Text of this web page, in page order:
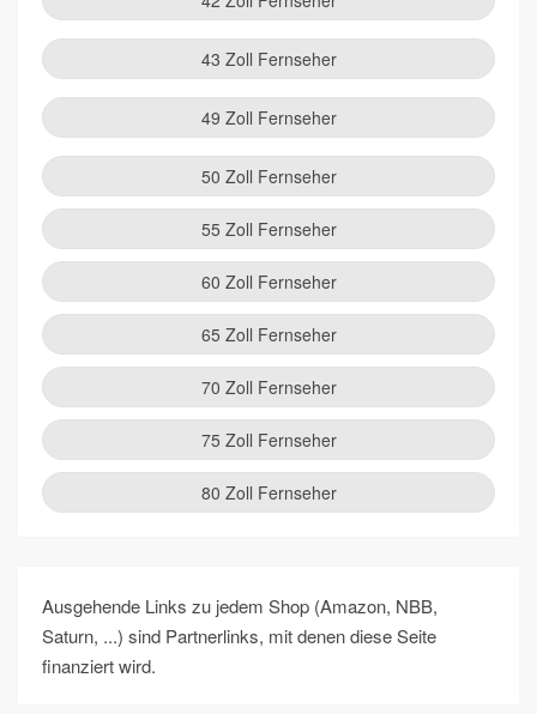
43 Zoll Fernseher
49 Zoll Fernseher
50 Zoll Fernseher
55 Zoll Fernseher
60 Zoll Fernseher
65 Zoll Fernseher
70 Zoll Fernseher
75 Zoll Fernseher
80 Zoll Fernseher
Ausgehende Links zu jedem Shop (Amazon, NBB,
Saturn, ...) sind Partnerlinks, mit denen diese Seite
finanziert wird.